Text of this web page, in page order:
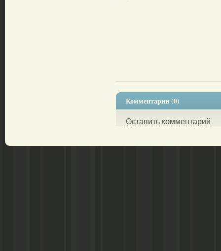
Комментарии (0)
Оставить комментарий